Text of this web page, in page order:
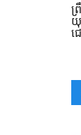
ព្
យុ